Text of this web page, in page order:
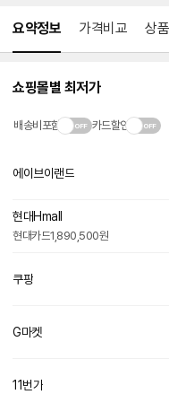
요약정보 가격비교 상
쇼핑몰별 최저가
배송비포함 카드할인
에이브이랜드
이
현대Hmall
현대카드1,890,500원
쿠팡
G마켓
11번가